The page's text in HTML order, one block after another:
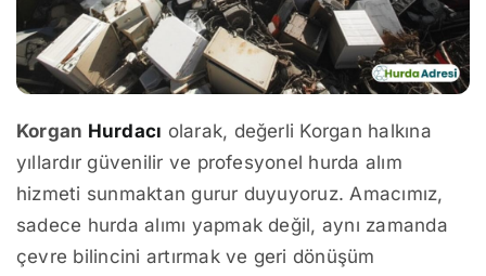
Korgan Hurdacı olarak, değerli Korgan halkına
yıllardır güvenilir ve profesyonel hurda alım
hizmeti sunmaktan gurur duyuyoruz. Amacımız,
sadece hurda alımı yapmak değil, aynı zamanda
çevre bilincini artırmak ve geri dönüşüm